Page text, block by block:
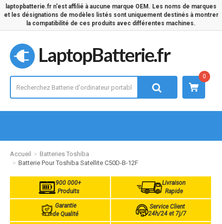
laptopbatterie.fr n'est affilié à aucune marque OEM. Les noms de marques
et les désignations de modèles listés sont uniquement destinés à montrer
la compatibilité de ces produits avec différentes machines.
LaptopBatterie.fr
0
Accueil
Batteries Toshiba
Batterie Pour Toshiba Satellite C50D-B-12F
900 000+
Produits
Livraison
Rapide
Garantie
de Qualité
Service Client
24h/24 et 7j/7